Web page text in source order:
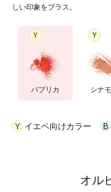
しい印象をプラス。
Y
パプリカ
Y
シナ
Y イエベ向けカラー B
オル